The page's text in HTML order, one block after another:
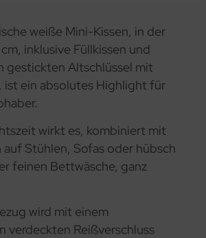
weiße Mini-Kissen, in der
inklusive Füllkissen und
gestickten Altschlüssel mit
ist ein absolutes Highlight für
wirkt es, kombiniert mit
auf Stühlen, Sofas oder hübsch
feinen Bettwäsche, ganz
wird mit einem
verdeckten Reißverschluss